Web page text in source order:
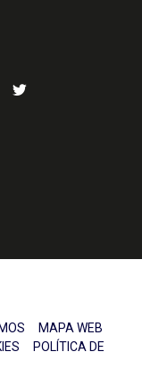
MAPA WEB
POLÍTICA DE